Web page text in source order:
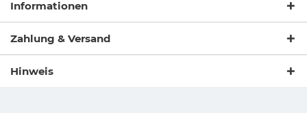
Informationen
Zahlung & Versand
Hinweis